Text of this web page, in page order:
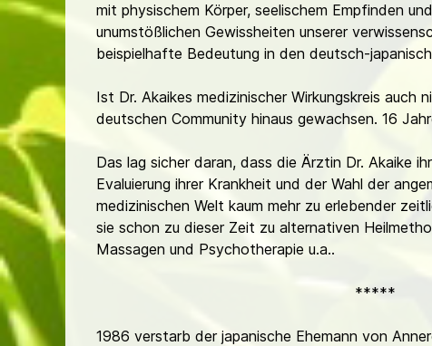
mit physischem Körper, seelischem Empfinden
unumstößlichen Gewissheiten unserer
beispielhafte Bedeutung in den deutsch-
Ist Dr. Akaikes medizinischer Wirkungskreis
deutschen Community hinaus gewachsen. 16
Das lag sicher daran, dass die Ärztin Dr. Akaike
Evaluierung ihrer Krankheit und der Wahl der
medizinischen Welt kaum mehr zu erlebender
sie schon zu dieser Zeit zu alternativen
Massagen und Psychotherapie u.a..
*****
1986 verstarb der japanische Ehemann von